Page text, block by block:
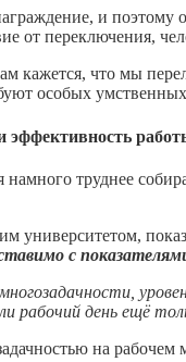
и
от переключения,
кажется, что мы
особых умственных
эффективность
труднее
университетом,
с
рабочий день ещё
на рабочем